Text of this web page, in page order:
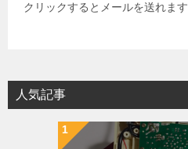
クリックするとメールを送れます
人気記事